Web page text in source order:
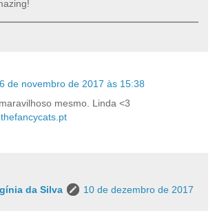
6 de novembro de 2017 às 15:38
mesmo. Linda <3
da Silva
10 de dezembro de 2017